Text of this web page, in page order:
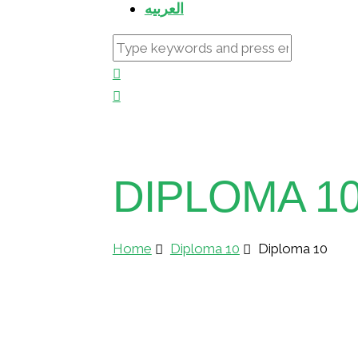
العربيه
DIPLOMA
Home Diploma 10 Diploma 10